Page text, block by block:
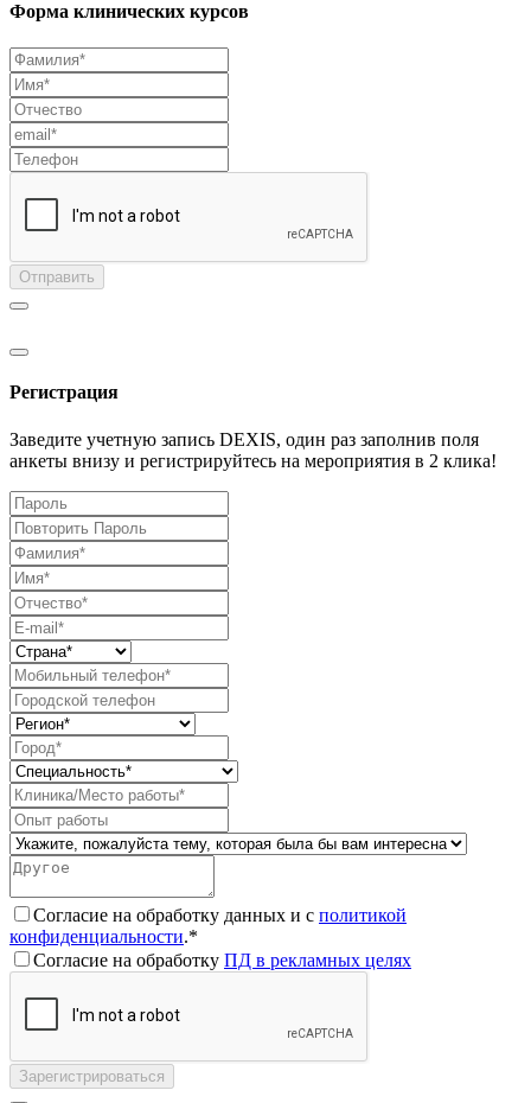
Форма клинических курсов
Отправить
Регистрация
Заведите учетную запись DEXIS, один раз заполнив поля
анкеты внизу и регистрируйтесь на мероприятия в 2 клика!
Согласие на обработку данных и с политикой
конфиденциальности.*
Согласие на обработку ПД в рекламных целях
Зарегистрироваться